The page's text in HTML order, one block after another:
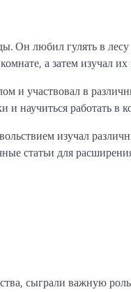
Он любил гулять в
а затем изучал их
и участвовал в
и научиться работать в
изучал
статьи для
сыграли важную